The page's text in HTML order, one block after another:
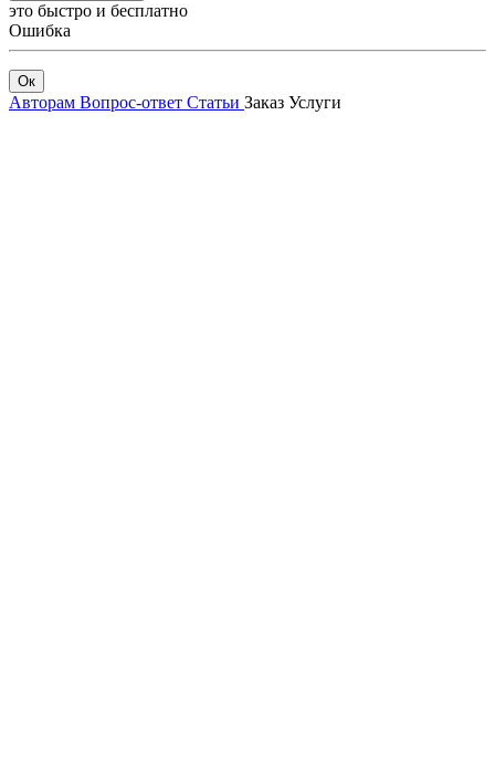
это быстро и бесплатно
Ошибка
Ок
Авторам Вопрос-ответ Статьи Заказ Услуги